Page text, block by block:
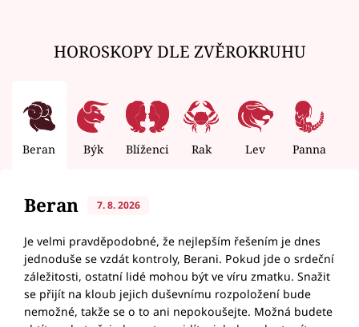
HOROSKOPY DLE ZVĚROKRUHU
Beran Býk Blíženci Rak Lev Panna
Beran 7. 8. 2026
Je velmi pravděpodobné, že nejlepším řešením je dnes
jednoduše se vzdát kontroly, Berani. Pokud jde o srdeční
záležitosti, ostatní lidé mohou být ve víru zmatku. Snažit
se přijít na kloub jejich duševnímu rozpoložení bude
nemožné, takže se o to ani nepokoušejte. Možná budete